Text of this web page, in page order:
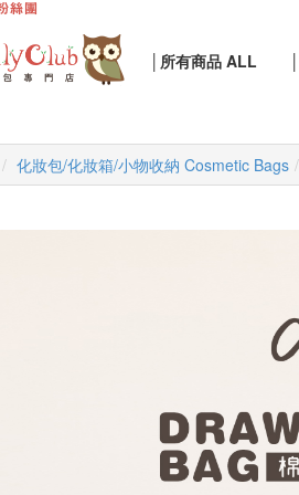
│所有商品 ALL
化妝包/化妝箱/小物收納 Cosmetic Bags